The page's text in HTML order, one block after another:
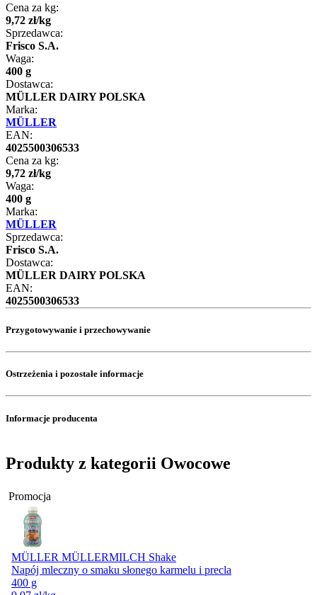
Cena za kg:
9,72 zł/kg
Sprzedawca:
Frisco S.A.
Waga:
400 g
Dostawca:
MÜLLER DAIRY POLSKA
Marka:
MÜLLER
EAN:
4025500306533
Cena za kg:
9,72 zł/kg
Waga:
400 g
Marka:
MÜLLER
Sprzedawca:
Frisco S.A.
Dostawca:
MÜLLER DAIRY POLSKA
EAN:
4025500306533
Przygotowywanie i przechowywanie
Ostrzeżenia i pozostałe informacje
Informacje producenta
Produkty z kategorii Owocowe
Promocja
MÜLLER MÜLLERMILCH Shake
Napój mleczny o smaku słonego karmelu i precla
400 g